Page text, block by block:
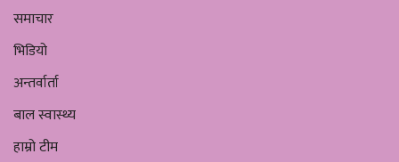
समाचार
भिडियो
अन्तर्वार्ता
बाल स्वास्थ्य
हाम्रो टीम